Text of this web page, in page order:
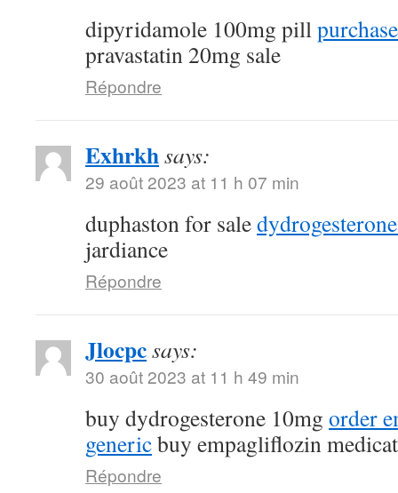
dipyridamole 100mg pill
pravastatin 20mg sale
Répondre
Exhrkhsays:
29 août 2023 at 11 h 07 min
duphaston for sale
jardiance
Répondre
Jlocpcsays:
30 août 2023 at 11 h 49 min
buy dydrogesterone 10mg order
genericbuy empagliflozin
Répondre